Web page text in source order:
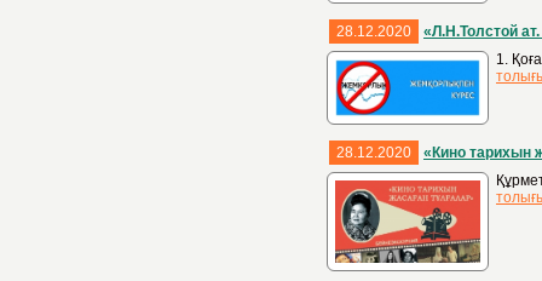
28.12.2020
«Л.Н.Толстой
1.
28.12.2020
«Кино тарихын